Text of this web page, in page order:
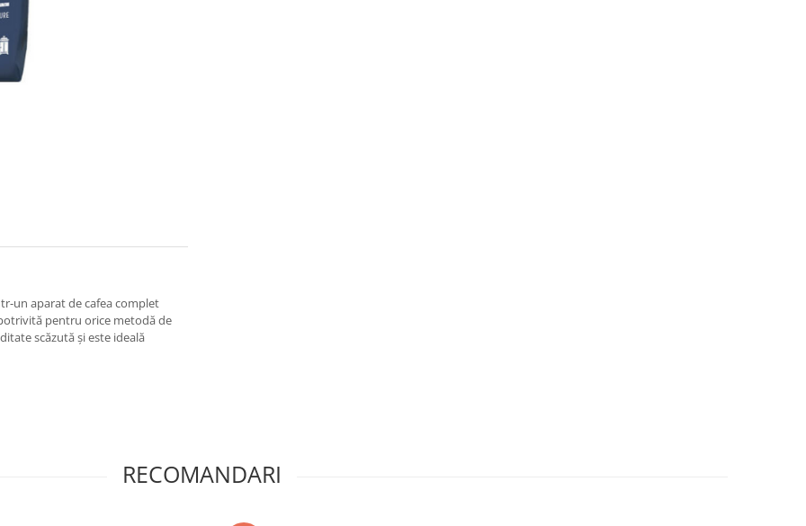
un aparat de cafea complet
pentru orice metodă de
scăzută și este ideală
RECOMANDARI